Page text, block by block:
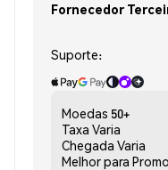
Fornecedor
Suporte:
Moedas 50+
Taxa Varia
Chegada Varia
Melhor para